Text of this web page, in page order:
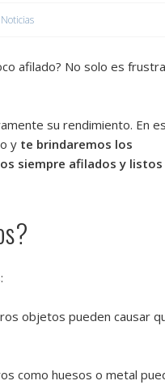
Noticias
afilado? No solo es
su rendimiento. En
y te brindaremos los
siempre afilados y listos
objetos pueden causar
como huesos o metal